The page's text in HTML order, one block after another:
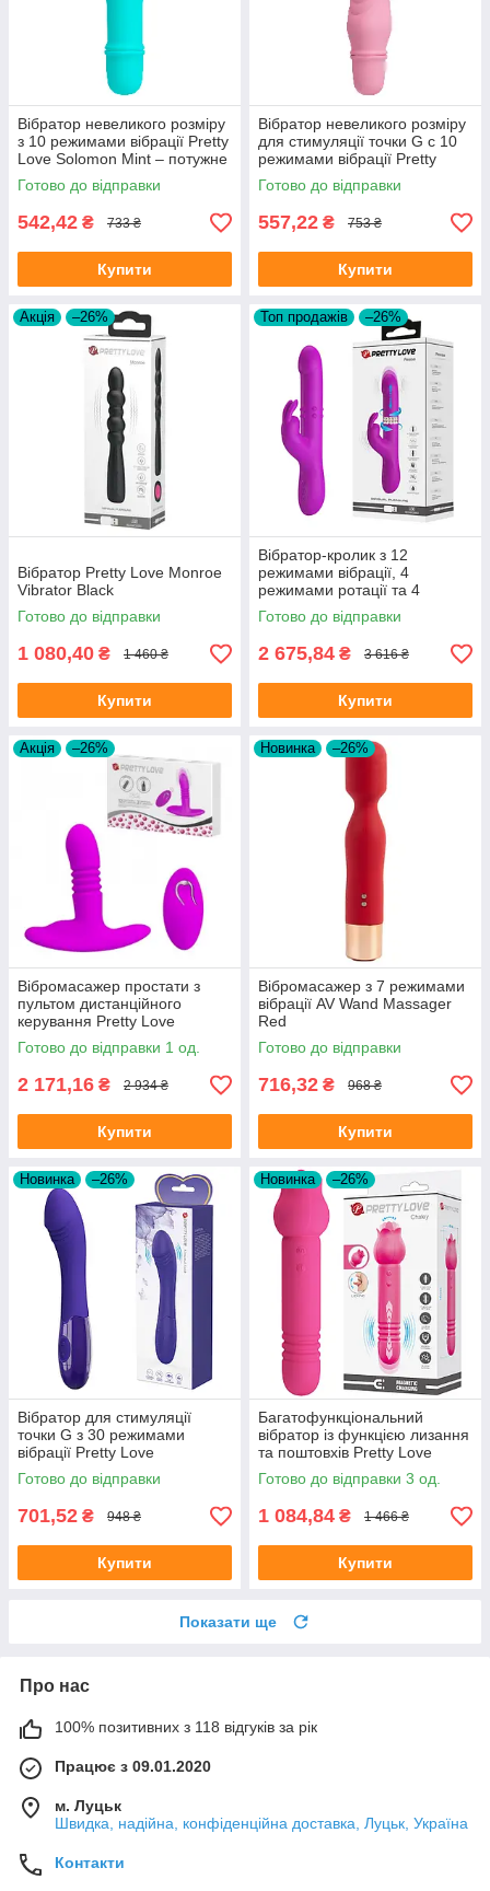
Вібратор невеликого розміру
з 10 режимами вібрації Pretty
Love Solomon Mint – потужне
задоволення у компактному
розмірі!
Готово до відправки
542,42 ₴ 733 ₴
Купити
Вібратор невеликого розміру
для стимуляції точки G c 10
режимами вібрації Pretty
Love Stev Light Pink
Готово до відправки
557,22 ₴ 753 ₴
Купити
Акція –26%
Вібратор Pretty Love Monroe
Vibrator Black
Готово до відправки
1 080,40 ₴ 1 460 ₴
Купити
Топ продажів –26%
Вібратор-кролик з 12
режимами вібрації, 4
режимами ротації та 4
швидкісними режимами
штовхання Pretty Love Reese
Vibrator Purple
Готово до відправки
2 675,84 ₴ 3 616 ₴
Купити
Акція –26%
Вібромасажер простати з
пультом дистанційного
керування Pretty Love
Heather Vibro Stimulator Pink
Готово до відправки 1 од.
2 171,16 ₴ 2 934 ₴
Купити
Новинка –26%
Вібромасажер з 7 режимами
вібрації AV Wand Massager
Red
Готово до відправки
716,32 ₴ 968 ₴
Купити
Новинка –26%
Вібратор для стимуляції
точки G з 30 режимами
вібрації Pretty Love
Elemental-Youth Vibrator Blue
Готово до відправки
701,52 ₴ 948 ₴
Купити
Новинка –26%
Багатофункціональний
вібратор із функцією лизання
та поштовхів Pretty Love
Chaley
Готово до відправки 3 од.
1 084,84 ₴ 1 466 ₴
Купити
Показати ще
Про нас
100% позитивних з 118 відгуків за рік
Працює з 09.01.2020
м. Луцьк
Швидка, надійна, конфіденційна доставка, Луцьк, Україна
Контакти